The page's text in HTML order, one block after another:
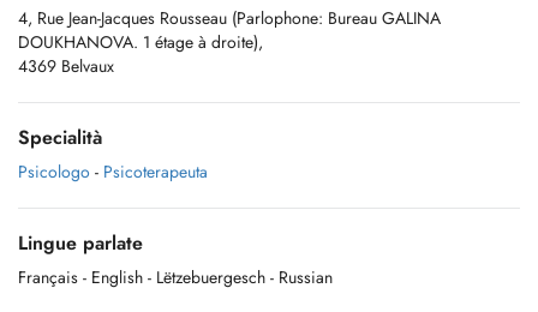
4, Rue Jean-Jacques Rousseau (Parlophone: Bureau GALINA
DOUKHANOVA. 1 étage à droite),
4369 Belvaux
Specialità
Psicologo - Psicoterapeuta
Lingue parlate
Français - English - Lëtzebuergesch - Russian